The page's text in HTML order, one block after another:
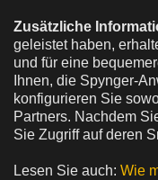
Zusätzliche
geleistet haben,
und für eine
Ihnen, die Spynger-
konfigurieren Sie
Partners. Nachdem
Sie Zugriff auf deren
Lesen Sie auch: Wie